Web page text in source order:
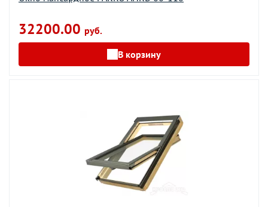
32200.00 руб.
В корзину